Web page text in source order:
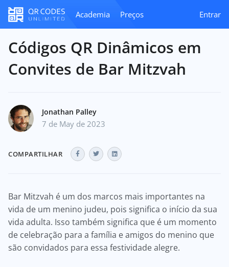
Academia Preços Entrar
Códigos QR Dinâmicos em
Convites de Bar Mitzvah
Jonathan Palley
7 de May de 2023
COMPARTILHAR
Bar Mitzvah é um dos marcos mais importantes na
vida de um menino judeu, pois significa o início da sua
vida adulta. Isso também significa que é um momento
de celebração para a família e amigos do menino que
são convidados para essa festividade alegre.